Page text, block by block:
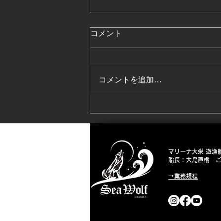
コメント
コメントを追加…
マリーナ大栄 遊漁
船長：大島直樹
→業務規程